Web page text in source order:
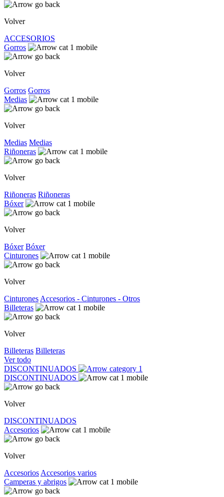
Volver
ACCESORIOS
Gorros
Volver
Gorros Gorros
Medias
Volver
Medias Medias
Riñoneras
Volver
Riñoneras Riñoneras
Bóxer
Volver
Bóxer Bóxer
Cinturones
Volver
Cinturones Accesorios - Cinturones - Otros
Billeteras
Volver
Billeteras Billeteras
Ver todo
DISCONTINUADOS
DISCONTINUADOS
Volver
DISCONTINUADOS
Accesorios
Volver
Accesorios Accesorios varios
Camperas y abrigos